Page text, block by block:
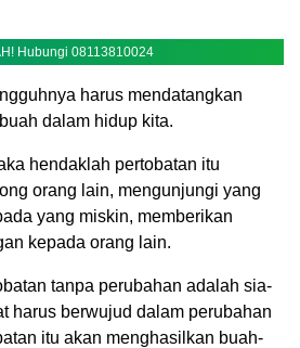
Hubungi 08113810024
harus mendatangkan
dalam hidup kita.
hendaklah pertobatan itu
orang lain, mengunjungi yang
yang miskin, memberikan
kepada orang lain.
tanpa perubahan adalah sia-
harus berwujud dalam perubahan
itu akan menghasilkan buah-